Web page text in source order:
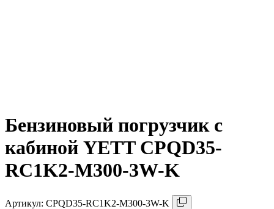
Бензиновый погрузчик с
кабиной YETT CPQD35-
RC1K2-M300-3W-K
Aртикул: CPQD35-RC1K2-M300-3W-K